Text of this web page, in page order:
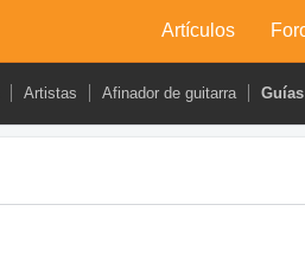
Artículos
Artistas Afinador de guitarra